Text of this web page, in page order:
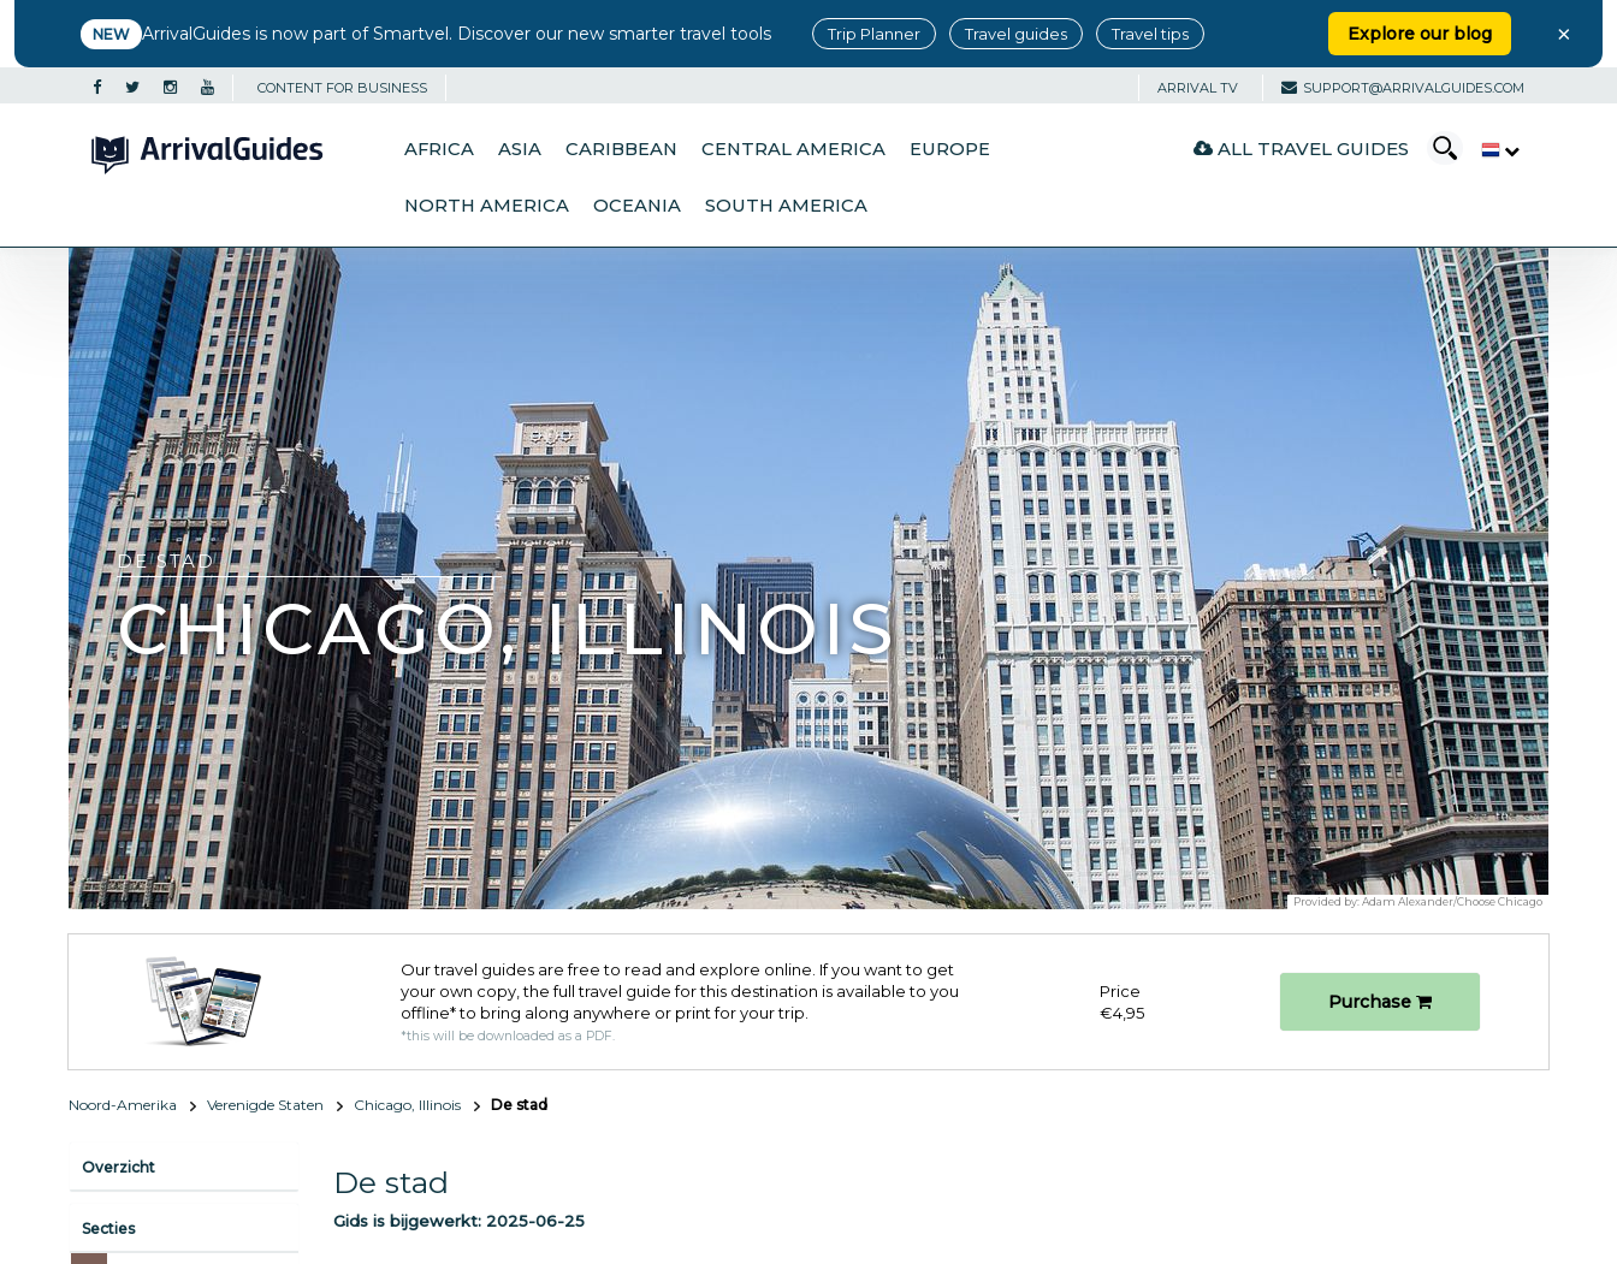
NEW ArrivalGuides is now part of Smartvel. Discover our new smarter travel tools Trip Planner Travel guides Travel tips Explore our blog ×
CONTENT FOR BUSINESS ARRIVAL TV SUPPORT@ARRIVALGUIDES.COM
AFRICA ASIA CARIBBEAN CENTRAL AMERICA EUROPE
NORTH AMERICA OCEANIA SOUTH AMERICA
ALL TRAVEL GUIDES
DE STAD
CHICAGO, ILLINOIS
Provided by:Adam Alexander/Choose Chicago
Our travel guides are free to read and explore online. If you want to get
your own copy, the full travel guide for this destination is available to you
offline* to bring along anywhere or print for your trip.​
*this will be downloaded as a PDF.
Price
€4,95
Purchase
Noord-Amerika Verenigde Staten Chicago, Illinois De stad
Overzicht
Secties
De stad
Gids is bijgewerkt: 2025-06-25